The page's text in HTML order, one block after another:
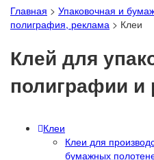
Главная > Упаковочная и
полиграфия, реклама > Клеи
Клей для
полиграфии
Клеи
Клеи для
бумажных